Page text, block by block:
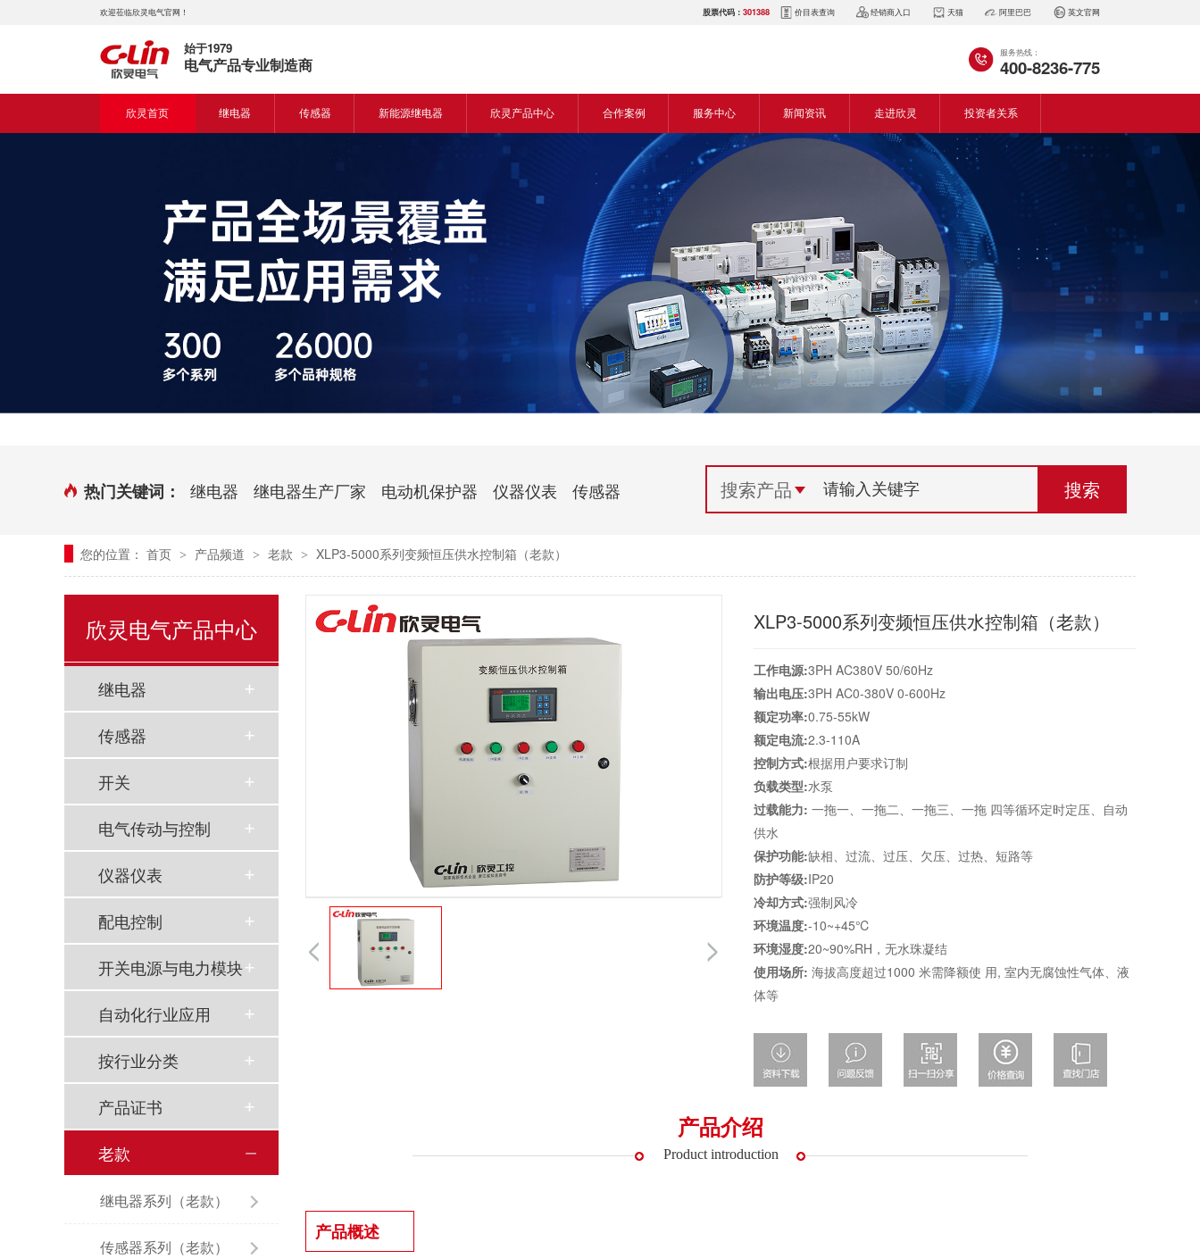
价目表查询 经销商入口 天猫 阿里巴巴 英文官网
欢迎莅临欣灵电气官网！ 股票代码：301388
始于1979
电气产品专业制造商
服务热线：
400-8236-775
欣灵首页 继电器
固体继电器
计数继电器
电磁继电器及插座
时控开关
新能源继电器
传感器
光电开关
编码器
热电阻
传感器端子台
新能源继电器
新能源直流继电器
欣灵产品中心
传感器
开关
配电控制
合作案例
食品机械行业
机床行业
塑料机械行业
建筑机械行业
包装机械行业
纺织机械行业
服务中心
营销网络
电商平台
下载中心
视频中心
电气百科
常见问题
技术支持
新闻资讯
展会资讯
电气百科
常见问答
走进欣灵
企业简介
董事长致词
企业风采
专利证书
生产设备
荣誉资质
组织机构
联系欣灵
投资者关系
热门关键词： 继电器 继电器生产厂家 电动机保护器 仪器仪表 传感器
您的位置： 首页 > 产品频道 > 老款 > XLP3-5000系列变频恒压供水控制箱（老款）
XLP3-5000系列变频恒压供水控制箱（老款）
工作电源:3PH AC380V 50/60Hz
输出电压:3PH AC0-380V 0-600Hz
额定功率:0.75-55kW
额定电流:2.3-110A
控制方式:根据用户要求订制
负载类型:水泵
过载能力: 一拖一、一拖二、一拖三、一拖 四等循环定时定压、自动
供水
保护功能:缺相、过流、过压、欠压、过热、短路等
防护等级:IP20
冷却方式:强制风冷
环境温度:-10~+45℃
环境湿度:20~90%RH，无水珠凝结
使用场所: 海拔高度超过1000 米需降额使 用, 室内无腐蚀性气体、液
体等
产品介绍
Product introduction
产品概述
欣灵电气产品中心
继电器
传感器
开关
电气传动与控制
仪器仪表
配电控制
开关电源与电力模块
自动化行业应用
按行业分类
产品证书
老款
继电器系列（老款）
传感器系列（老款）